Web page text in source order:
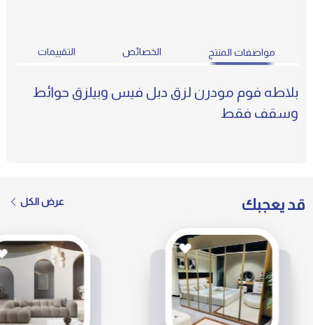
مواصفات المنتج الخصائص التقييمات
بلاطه فوم مودرن لزق دبل فيس وبيلزق حوائط
وسقف فقط
قد يعجبك عرض الكل